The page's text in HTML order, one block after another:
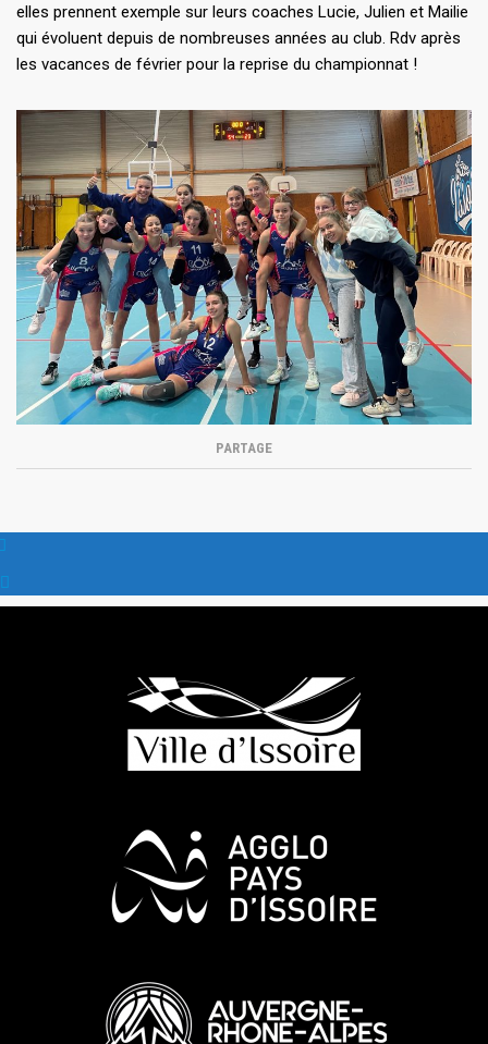
elles prennent exemple sur leurs coaches Lucie, Julien et Mailie
qui évoluent depuis de nombreuses années au club. Rdv après
les vacances de février pour la reprise du championnat !
PARTAGE